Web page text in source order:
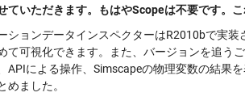
ていただきます。もはやScopeは不要です。
ションデータインスペクターはR2010bで実
て可視化できます。また、バージョンを追う
APIによる操作、Simscapeの物理変数の結果
めました。